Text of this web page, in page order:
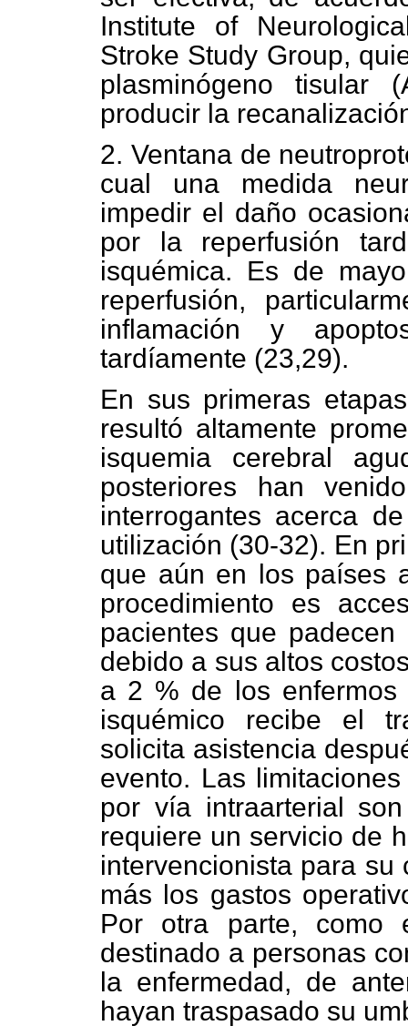
Institute of
Stroke Study Group,
plasminógeno tisular
producir la
2. Ventana de
cual una medida
impedir el daño
por la reperfusión
isquémica. Es de
reperfusión,
inflamación y
tardíamente (23,29).
En sus primeras
resultó altamente
isquemia cerebral
posteriores han
interrogantes acerca
utilización (30-32). En
que aún en los países
procedimiento es
pacientes que
debido a sus altos
a 2 % de los enfermos
isquémico recibe el
solicita asistencia
evento. Las
por vía intraarterial
requiere un servicio de
intervencionista para
más los gastos
Por otra parte, como
destinado a personas
la enfermedad, de
hayan traspasado su